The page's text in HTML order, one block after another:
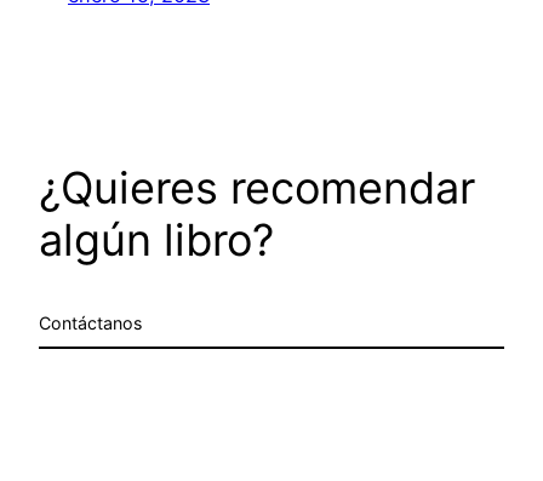
¿Quieres recomendar
algún libro?
Contáctanos